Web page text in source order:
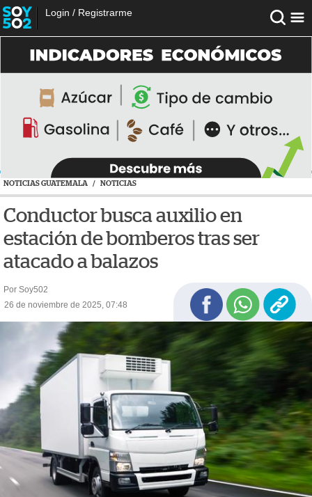
Login / Registrarme
NOTICIAS GUATEMALA / NOTICIAS
Conductor busca auxilio en
estación de bomberos tras ser
atacado a balazos
Por Soy502
26 de noviembre de 2025, 07:48